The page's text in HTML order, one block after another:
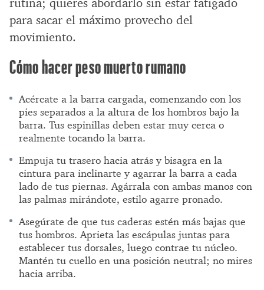
para sacar el máximo provecho del
movimiento.
Cómo hacer peso muerto rumano
Acércate a la barra cargada, comenzando con los
pies separados a la altura de los hombros bajo la
barra. Tus espinillas deben estar muy cerca o
realmente tocando la barra.
Empuja tu trasero hacia atrás y bisagra en la
cintura para inclinarte y agarrar la barra a cada
lado de tus piernas. Agárrala con ambas manos con
las palmas mirándote, estilo agarre pronado.
Asegúrate de que tus caderas estén más bajas que
tus hombros. Aprieta las escápulas juntas para
establecer tus dorsales, luego contrae tu núcleo.
Mantén tu cuello en una posición neutral; no mires
hacia arriba.